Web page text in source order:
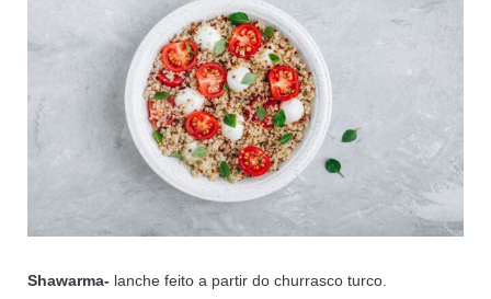
Shawarma- lanche feito a partir do churrasco turco.